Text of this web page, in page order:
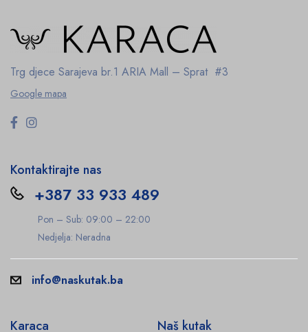
Trg djece Sarajeva br.1 ARIA Mall – Sprat #3
Google mapa
Kontaktirajte nas
+387 33 933 489
Pon – Sub: 09:00 – 22:00
Nedjelja: Neradna
info@naskutak.ba
Karaca Naš kutak